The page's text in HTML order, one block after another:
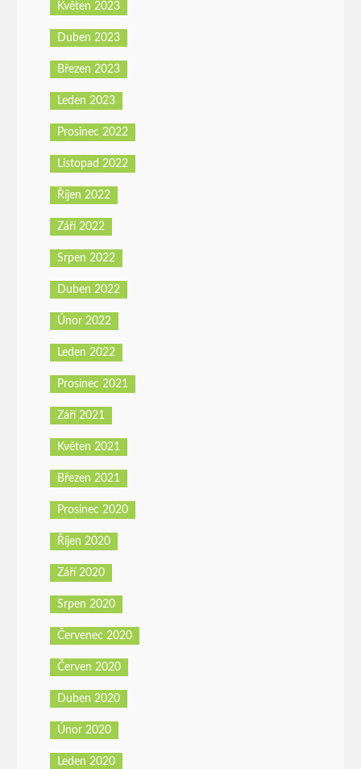
Květen 2023
Duben 2023
Březen 2023
Leden 2023
Prosinec 2022
Listopad 2022
Říjen 2022
Září 2022
Srpen 2022
Duben 2022
Únor 2022
Leden 2022
Prosinec 2021
Září 2021
Květen 2021
Březen 2021
Prosinec 2020
Říjen 2020
Září 2020
Srpen 2020
Červenec 2020
Červen 2020
Duben 2020
Únor 2020
Leden 2020